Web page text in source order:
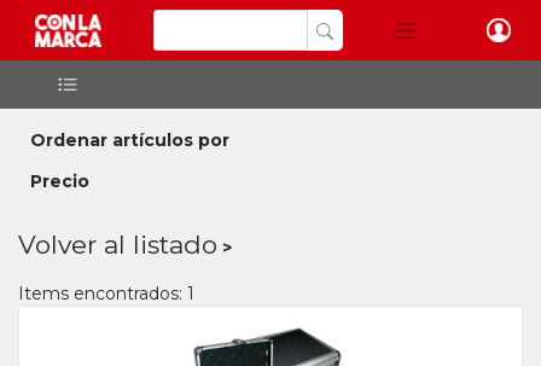
Ordenar artículos por
Precio
Volver al listado
Items encontrados: 1